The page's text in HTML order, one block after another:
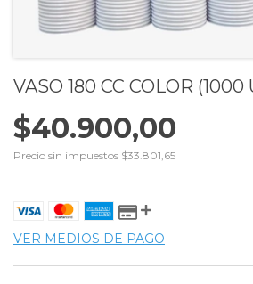
VASO 180 CC COLOR (1000
$40.900,00
Precio sin impuestos $33.801,65
VER MEDIOS DE PAGO